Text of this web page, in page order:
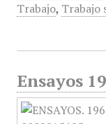
Trabajo, Trabajo
Ensayos